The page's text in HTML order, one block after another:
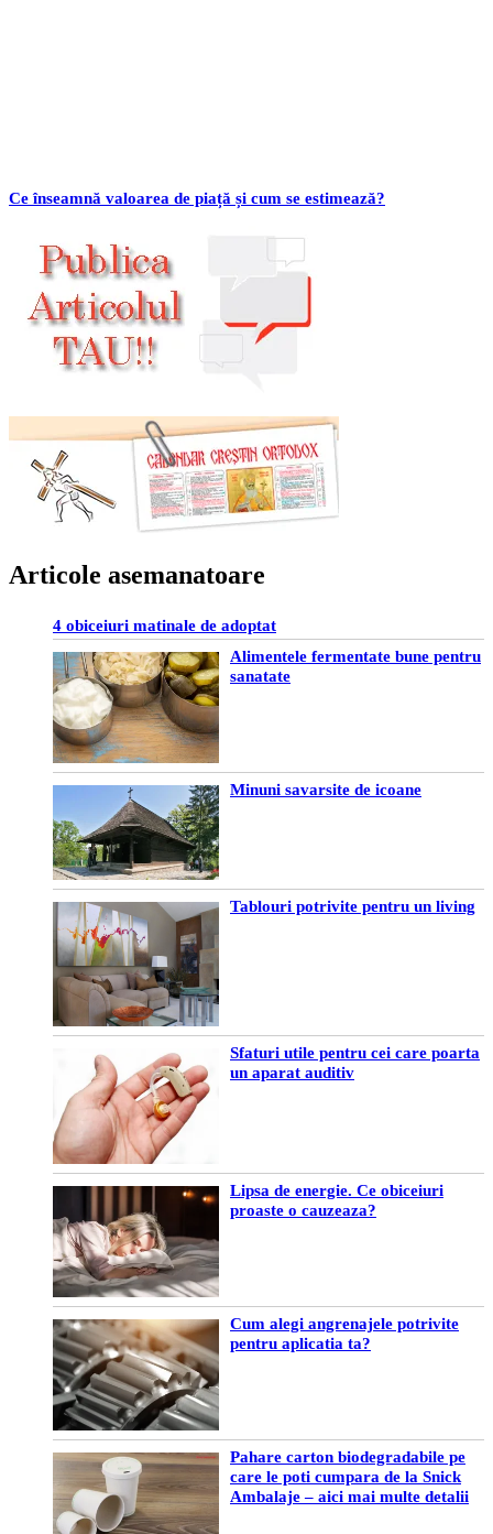
Ce înseamnă valoarea de piață și cum se estimează?
Articole asemanatoare
4 obiceiuri matinale de adoptat
Alimentele fermentate bune pentru
sanatate
Minuni savarsite de icoane
Tablouri potrivite pentru un living
Sfaturi utile pentru cei care poarta
un aparat auditiv
Lipsa de energie. Ce obiceiuri
proaste o cauzeaza?
Cum alegi angrenajele potrivite
pentru aplicatia ta?
Pahare carton biodegradabile pe
care le poti cumpara de la Snick
Ambalaje – aici mai multe detalii